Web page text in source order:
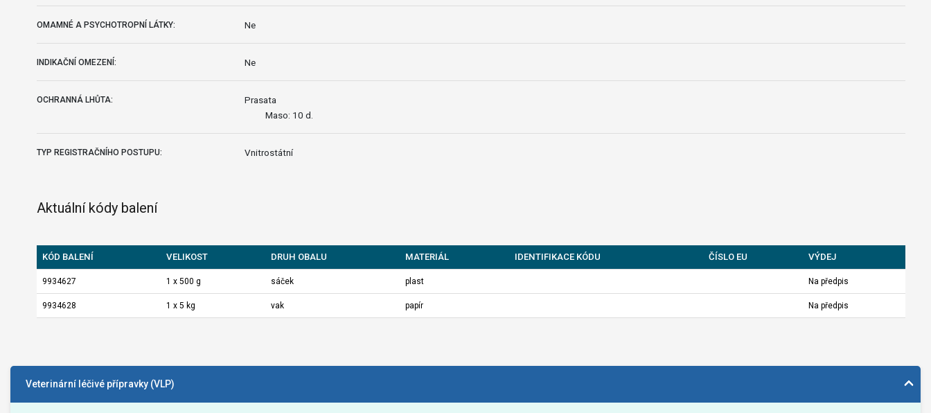
Veterinární léčivé přípravky (VLP)
OMAMNÉ A PSYCHOTROPNÍ LÁTKY: Ne
INDIKAČNÍ OMEZENÍ: Ne
OCHRANNÁ LHŮTA:
Prasata
Maso: 10 d.
TYP REGISTRAČNÍHO POSTUPU: Vnitrostátní
Aktuální kódy balení
KÓD BALENÍ VELIKOST DRUH OBALU MATERIÁL IDENTIFIKACE KÓDU ČÍSLO EU VÝDEJ
9934627 1 x 500 g sáček plast Na předpis
9934628 1 x 5 kg vak papír Na předpis